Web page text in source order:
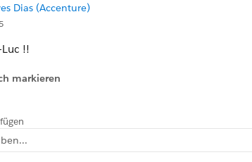
Dias (Accenture)
Luc !!
markieren